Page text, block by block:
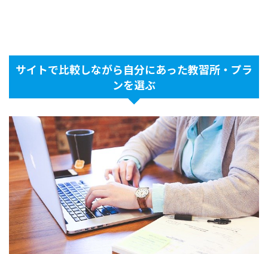
サイトで比較しながら自分にあった教習所・プラ
ンを選ぶ